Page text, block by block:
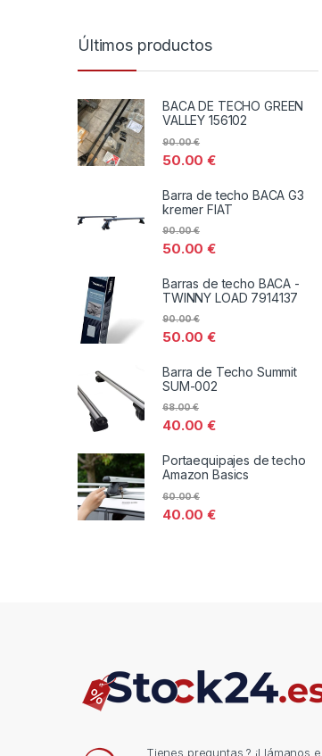
Últimos productos
BACA DE TECHO GREEN
VALLEY 156102
50.00€
90.00€
Barra de techo BACA G3
kremer FIAT
50.00€
90.00€
Barras de techo BACA -
TWINNY LOAD 7914137
50.00€
90.00€
Barra de Techo Summit
SUM-002
40.00€
68.00€
Portaequipajes de techo
Amazon Basics
40.00€
60.00€
Tienes preguntas ? ¡Llámanos